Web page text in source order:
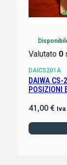
Valutato 0
DAICS201A
DAIWA CS-
POSIZIONI
41,00 €